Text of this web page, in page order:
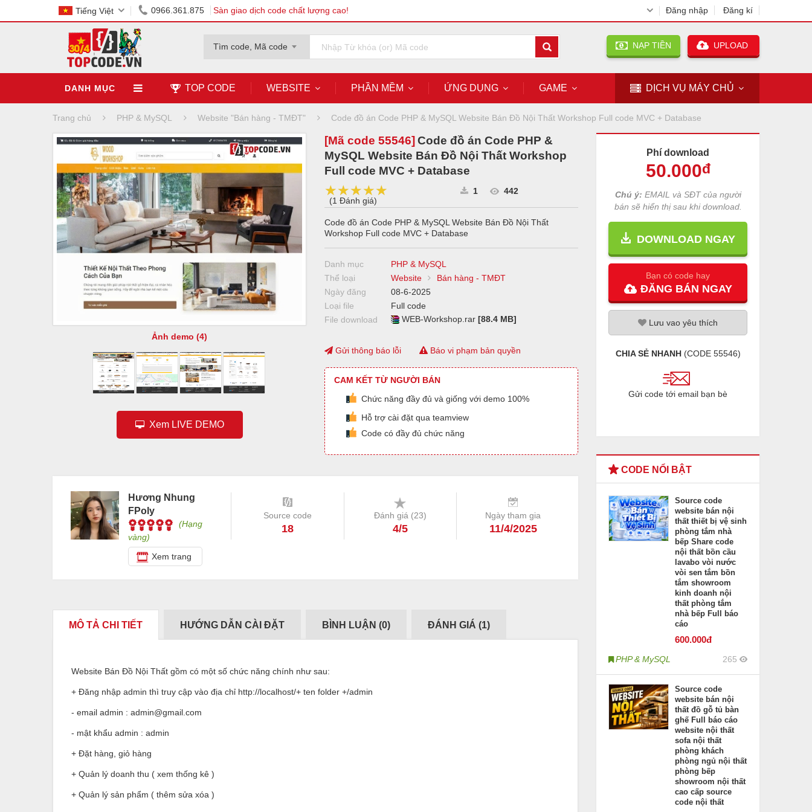
Tiếng Việt 0966.361.875 Sàn giao dịch code chất lượng cao! Đăng nhập Đăng kí
Tìm code, Mã code NẠP TIỀN UPLOAD
DANH MỤC TOP CODE WEBSITE PHẦN MỀM ỨNG DỤNG GAME DỊCH VỤ MÁY CHỦ
Trang chủ PHP & MySQL Website "Bán hàng - TMĐT" Code đồ án Code PHP & MySQL Website Bán Đồ Nội Thất Workshop Full code MVC + Database
Ảnh demo (4)
Xem LIVE DEMO
[Mã code 55546] Code đồ án Code PHP &
MySQL Website Bán Đồ Nội Thất Workshop
Full code MVC + Database
★★★★★
★★★★★
★★★★★
(1 Đánh giá)
1 442
Code đồ án Code PHP & MySQL Website Bán Đồ Nội Thất
Workshop Full code MVC + Database
Danh mục
PHP & MySQL
Thể loại
Website
Bán hàng - TMĐT
Ngày đăng
08-6-2025
Loại file
Full code
File download
WEB-Workshop.rar [88.4 MB]
Gửi thông báo lỗi Báo vi phạm bản quyền
CAM KẾT TỪ NGƯỜI BÁN
Chức năng đầy đủ và giống với demo 100%
Hỗ trợ cài đặt qua teamview
Code có đầy đủ chức năng
Hương Nhung
FPoly
(Hạng
vàng)
Xem trang
Source code
18
Đánh giá (23)
4/5
Ngày tham gia
11/4/2025
MÔ TẢ CHI TIẾT HƯỚNG DẪN CÀI ĐẶT BÌNH LUẬN (0) ĐÁNH GIÁ (1)
Website Bán Đồ Nội Thất gồm có một số chức năng chính như sau:
+ Đăng nhập admin thì truy cập vào địa chỉ http://localhost/+ ten folder +/admin
- email admin : admin@gmail.com
- mật khẩu admin : admin
+ Đặt hàng, giỏ hàng
+ Quản lý doanh thu ( xem thống kê )
+ Quản lý sản phẩm ( thêm sửa xóa )
Phí download
50.000đ
Chú ý: EMAIL và SĐT của người
bán sẽ hiển thị sau khi download.
DOWNLOAD NGAY
Bạn có code hay
ĐĂNG BÁN NGAY
Lưu vao yêu thích
CHIA SẺ NHANH(CODE 55546)
Gửi code tới email bạn bè
CODE NỔI BẬT
Source code
website bán nội
thất thiết bị vệ sinh
phòng tắm nhà
bếp Share code
nội thất bồn cầu
lavabo vòi nước
vòi sen tắm bồn
tắm showroom
kinh doanh nội
thất phòng tắm
nhà bếp Full báo
cáo
600.000đ
PHP & MySQL 265
Source code
website bán nội
thất đồ gỗ tủ bàn
ghế Full báo cáo
website nội thất
sofa nội thất
phòng khách
phòng ngủ nội thất
phòng bếp
showroom nội thất
cao cấp source
code nội thất